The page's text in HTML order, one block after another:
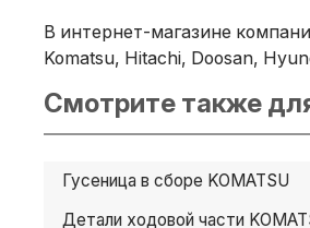
В интернет-магазине
Komatsu, Hitachi, Doosan,
Смотрите также
Гусеница в сборе KOMATSU
Детали ходовой части